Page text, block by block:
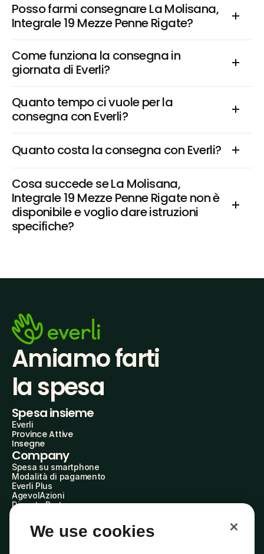
Posso farmi consegnare La Molisana,
Integrale 19 Mezze Penne Rigate?
Come funziona la consegna in
giornata di Everli?
Quanto tempo ci vuole per la
consegna con Everli?
Quanto costa la consegna con Everli?
Cosa succede se La Molisana,
Integrale 19 Mezze Penne Rigate non è
disponibile e voglio dare istruzioni
specifiche?
Amiamo farti
la spesa
Spesa insieme
Everli
Province Attive
Insegne
Company
Spesa su smartphone
Modalità di pagamento
Everli Plus
AgevolAzioni
Diventa Partner
Everli Shoppers
About Us
We use cookies